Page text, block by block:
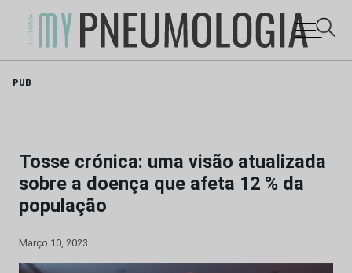
PUB
Tosse crónica: uma visão atualizada
sobre a doença que afeta 12 % da
população
Março 10, 2023